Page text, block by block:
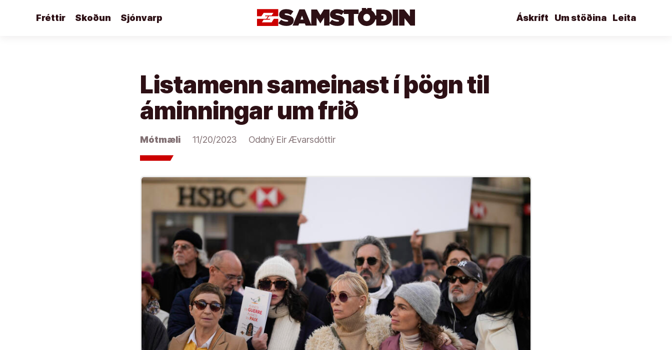
Fréttir Skoðun Sjónvarp Leita
Um stöðina
Áskrift
Listamenn sameinast í þögn til
áminningar um frið
Mótmæli 11/20/2023 Oddný Eir Ævarsdóttir